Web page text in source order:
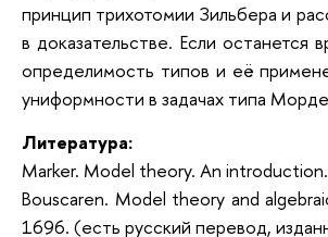
принцип трихотомии Зильбера и
в доказательстве. Если останется
определимость типов и её
униформности в задачах типа
Литература:
Marker. Model theory. An
Bouscaren. Model theory and
1696. (есть русский перевод,